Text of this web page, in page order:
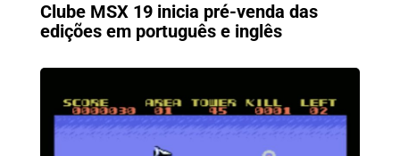
Clube MSX 19 inicia pré-venda das
edições em português e inglês